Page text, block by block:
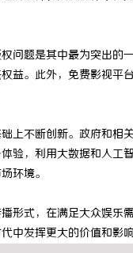
问题是其中最为突出
益。此外，免费影视
上不断创新。政府和
验，利用大数据和人
环境。
形式，在满足大众娱
中发挥更大的价值和影
全解析